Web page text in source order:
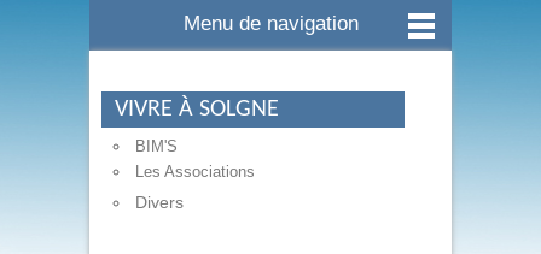
Menu de navigation
VIVRE À SOLGNE
BIM'S
Les Associations
Divers